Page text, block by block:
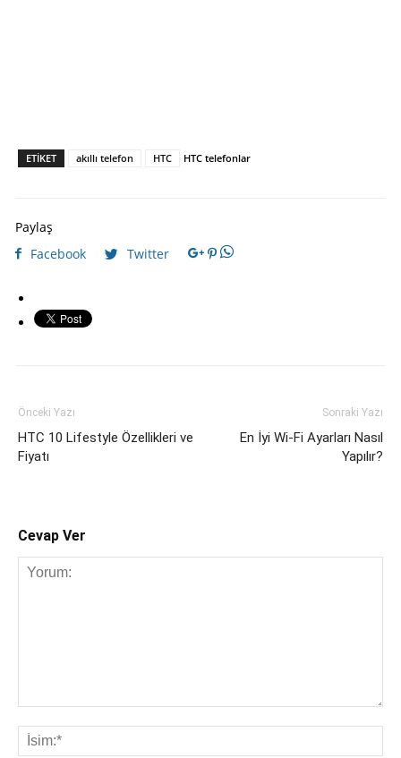
ETIKET akıllı telefon HTC HTC telefonlar
Paylaş
Facebook
Twitter
Önceki Yazı
HTC 10 Lifestyle Özellikleri ve
Fiyatı
Sonraki Yazı
En İyi Wi-Fi Ayarları Nasıl
Yapılır?
Cevap Ver